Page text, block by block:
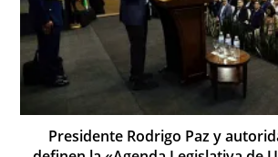
Presidente Rodrigo Paz y